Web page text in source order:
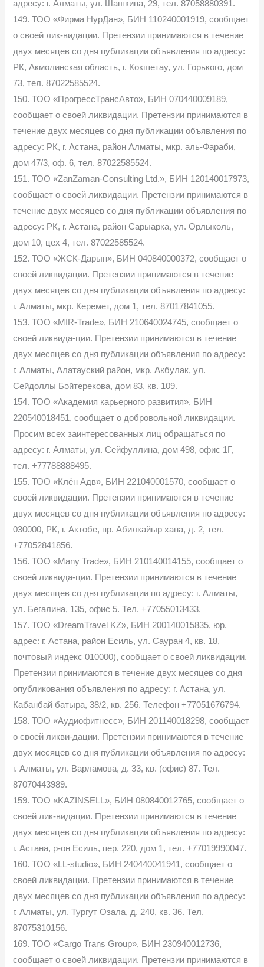
адресу: г. Алматы, ул. Шашкина, 29, тел. 87058880391.
149. ТОО «Фирма НурДан», БИН 110240001919, сообщает
о своей лик-видации. Претензии принимаются в течение
двух месяцев со дня публикации объявления по адресу:
РК, Акмолинская область, г. Кокшетау, ул. Горького, дом
73, тел. 87022585524.
150. ТОО «ПрогрессТрансАвто», БИН 070440009189,
сообщает о своей ликвидации. Претензии принимаются в
течение двух месяцев со дня публикации объявления по
адресу: РК, г. Астана, район Алматы, мкр. аль-Фараби,
дом 47/3, оф. 6, тел. 87022585524.
151. ТОО «ZanZaman-Consulting Ltd.», БИН 120140017973,
сообщает о своей ликвидации. Претензии принимаются в
течение двух месяцев со дня публикации объявления по
адресу: РК, г. Астана, район Сарыарка, ул. Орлыколь,
дом 10, цех 4, тел. 87022585524.
152. ТОО «ЖСК-Дарын», БИН 040840000372, сообщает о
своей ликвидации. Претензии принимаются в течение
двух месяцев со дня публикации объявления по адресу:
г. Алматы, мкр. Керемет, дом 1, тел. 87017841055.
153. ТОО «MIR-Trade», БИН 210640024745, сообщает о
своей ликвида-ции. Претензии принимаются в течение
двух месяцев со дня публикации объявления по адресу:
г. Алматы, Алатауский район, мкр. Акбулак, ул.
Сейдоллы Бәйтерекова, дом 83, кв. 109.
154. ТОО «Академия карьерного развития», БИН
220540018451, сообщает о добровольной ликвидации.
Просим всех заинтересованных лиц обращаться по
адресу: г. Алматы, ул. Сейфуллина, дом 498, офис 1Г,
тел. +77788888495.
155. ТОО «Клён Адв», БИН 221040001570, сообщает о
своей ликвидации. Претензии принимаются в течение
двух месяцев со дня публикации объявления по адресу:
030000, РК, г. Актобе, пр. Абилкайыр хана, д. 2, тел.
+77052841856.
156. ТОО «Many Trade», БИН 210140014155, сообщает о
своей ликвида-ции. Претензии принимаются в течение
двух месяцев со дня публикации по адресу: г. Алматы,
ул. Бегалина, 135, офис 5. Тел. +77055013433.
157. ТОО «DreamTravel KZ», БИН 200140015835, юр.
адрес: г. Астана, район Есиль, ул. Сауран 4, кв. 18,
почтовый индекс 010000), сообщает о своей ликвидации.
Претензии принимаются в течение двух месяцев со дня
опубликования объявления по адресу: г. Астана, ул.
Кабанбай батыра, 38/2, кв. 256. Телефон +77051676794.
158. ТОО «Аудиофитнесс», БИН 201140018298, сообщает
о своей ликви-дации. Претензии принимаются в течение
двух месяцев со дня публикации объявления по адресу:
г. Алматы, ул. Варламова, д. 33, кв. (офис) 87. Тел.
87070443989.
159. ТОО «KAZINSELL», БИН 080840012765, сообщает о
своей лик-видации. Претензии принимаются в течение
двух месяцев со дня публикации объявления по адресу:
г. Астана, р-он Есиль, пер. 220, дом 1, тел. +77019990047.
160. ТОО «LL-studio», БИН 240440041941, сообщает о
своей ликвидации. Претензии принимаются в течение
двух месяцев со дня публикации объявления по адресу:
г. Алматы, ул. Тургут Озала, д. 240, кв. 36. Тел.
87075310156.
169. ТОО «Cargo Trans Group», БИН 230940012736,
сообщает о своей ликвидации. Претензии принимаются в